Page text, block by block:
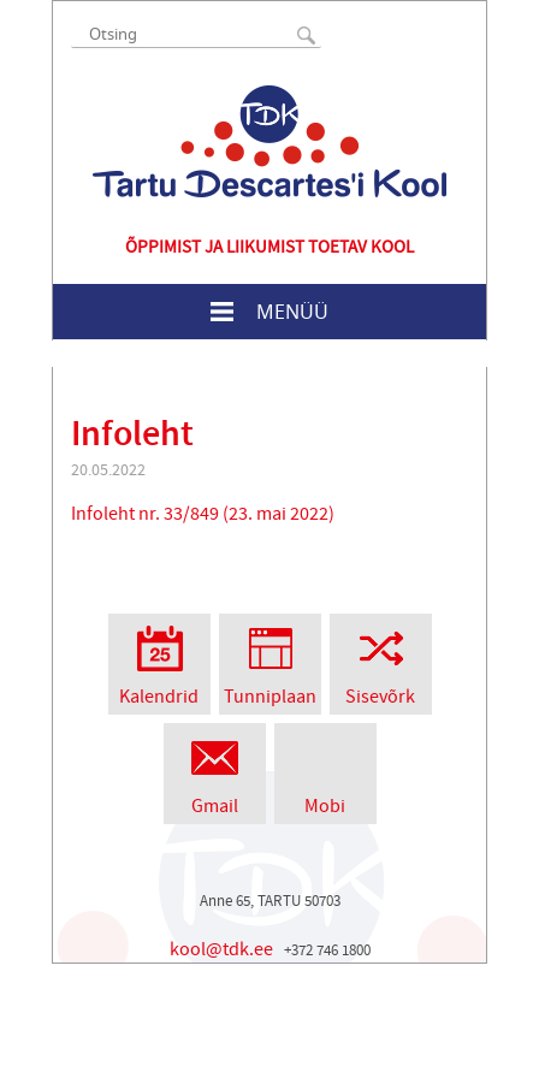
ÕPPIMIST JA LIIKUMIST TOETAV KOOL
MENÜÜ
Infoleht
20.05.2022
Infoleht nr. 33/849 (23. mai 2022)
Kalendrid Tunniplaan Sisevõrk
Gmail Mobi
Anne 65, TARTU 50703
kool@tdk.ee +372 746 1800